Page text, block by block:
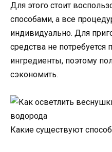
Для этого стоит
способами, а все
индивидуально. Для
средства не потребуется
ингредиенты, поэтому
сэкономить.
Какие существуют